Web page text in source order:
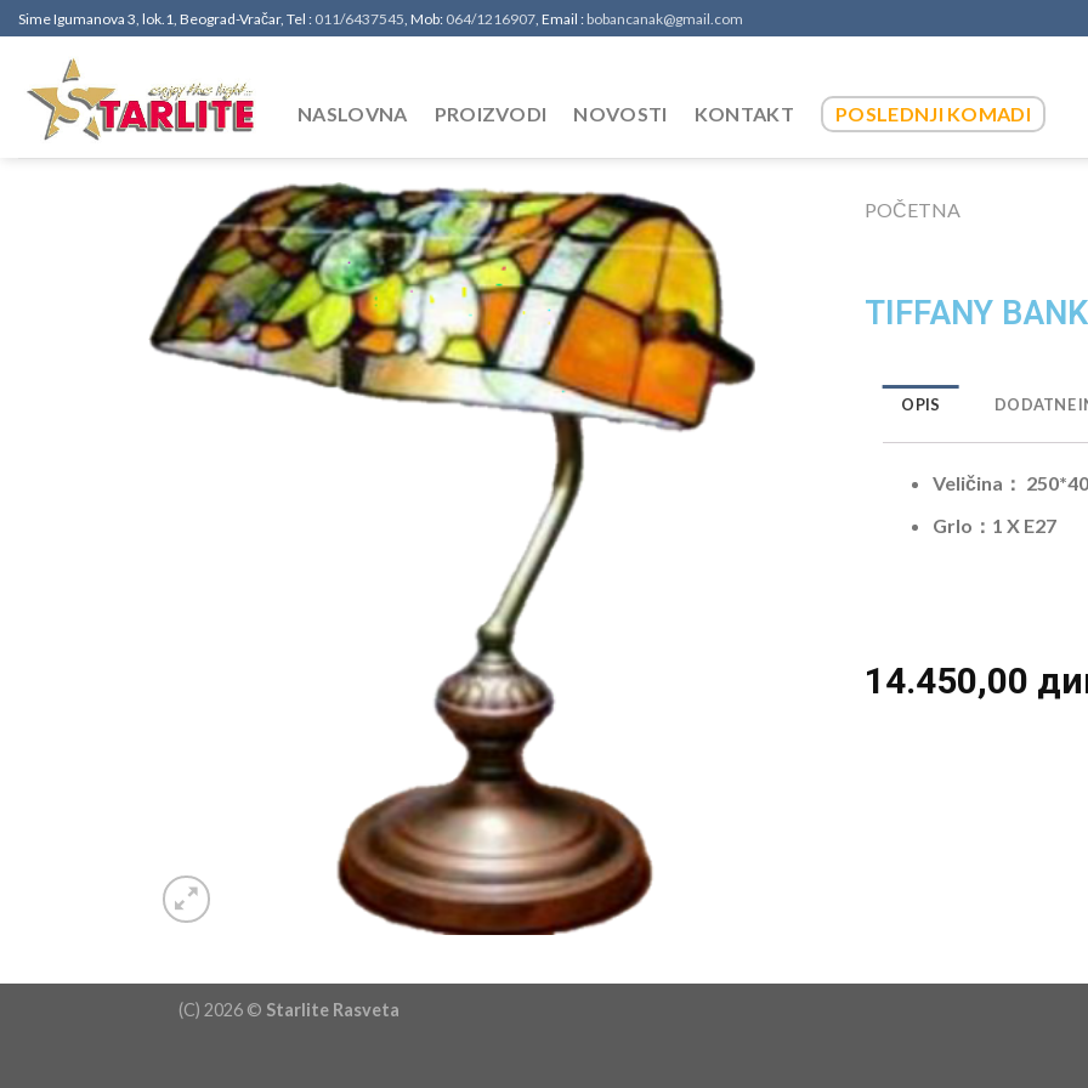
Sime Igumanova 3, lok.1, Beograd-Vračar, Tel : 011/6437545 , Mob: 064/1216907 , Email : bobancanak@gmail.com
NASLOVNA PROIZVODI NOVOSTI KONTAKT POSLEDNJI KOMADI
POČETNA
TIFFANY
OPIS DODATNE
Veličina ：
Grlo ： 1 X E27
14.450,00
(C) 2026 © Starlite Rasveta